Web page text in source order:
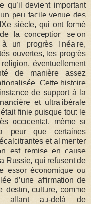
qu’il devient important
peu facile venue des
siècle, qui ont formé
la conception selon
à un progrès linéaire,
ouvertes, les progrès
éventuellement
de manière assez
Cette histoire
de support à la
et ultralibérale
finie puisque tout le
occidental, même si
peur que certaines
et alimenter
est remise en cause
Russie, qui refusent de
essor économique ou
d’une affirmation de
destin, culture, comme
allant au-delà de